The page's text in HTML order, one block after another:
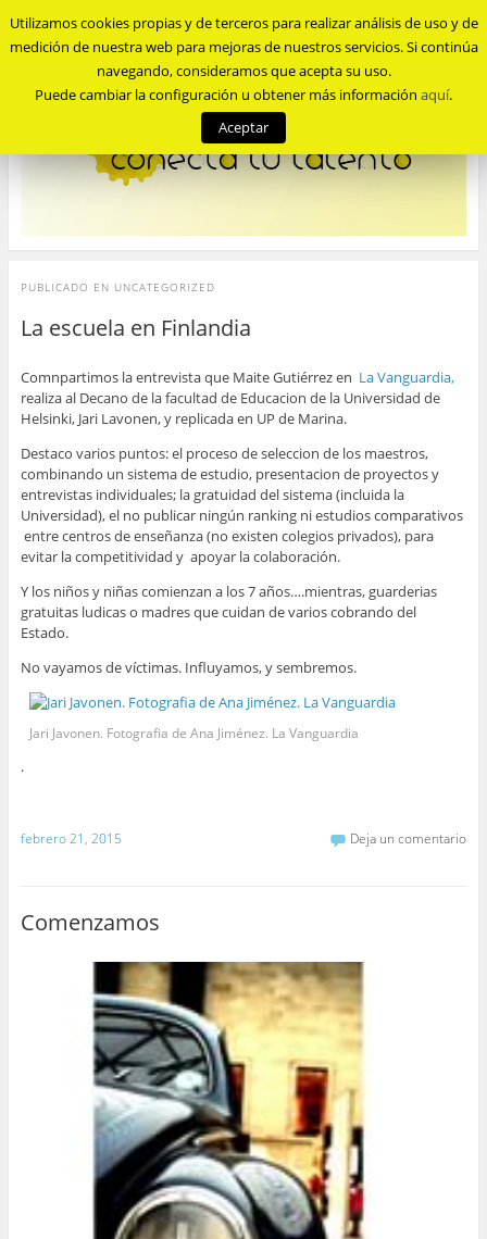
Menu
PUBLICADO EN UNCATEGORIZED
La escuela en Finlandia
Comnpartimos la entrevista que Maite Gutiérrez en La Vanguardia,
realiza al Decano de la facultad de Educacion de la Universidad de
Helsinki, Jari Lavonen, y replicada en UP de Marina.
Destaco varios puntos: el proceso de seleccion de los maestros,
combinando un sistema de estudio, presentacion de proyectos y
entrevistas individuales; la gratuidad del sistema (incluida la
Universidad), el no publicar ningún ranking ni estudios comparativos
entre centros de enseñanza (no existen colegios privados), para
evitar la competitividad y apoyar la colaboración.
Y los niños y niñas comienzan a los 7 años….mientras, guarderias
gratuitas ludicas o madres que cuidan de varios cobrando del
Estado.
No vayamos de víctimas. Influyamos, y sembremos.
Jari Javonen. Fotografia de Ana Jiménez. La Vanguardia
.
febrero 21, 2015 Deja un comentario
Comenzamos
Utilizamos cookies propias y de terceros para realizar análisis de uso y de
medición de nuestra web para mejoras de nuestros servicios. Si continúa
navegando, consideramos que acepta su uso.
Puede cambiar la configuración u obtener más información aquí.
Aceptar